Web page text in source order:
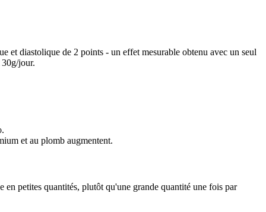
et diastolique de 2 points - un effet mesurable obtenu avec un seul
jour.
et au plomb augmentent.
en petites quantités, plutôt qu'une grande quantité une fois par